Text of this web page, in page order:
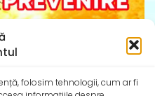
folosim tehnologii, cum ar fi